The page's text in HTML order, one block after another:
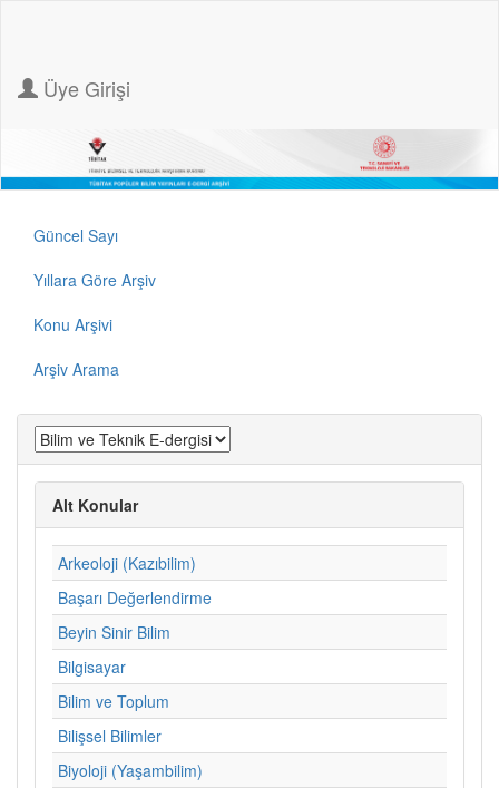
Üye Girişi
Güncel Sayı
Yıllara Göre Arşiv
Konu Arşivi
Arşiv Arama
Alt Konular
Arkeoloji (Kazıbilim)
Başarı Değerlendirme
Beyin Sinir Bilim
Bilgisayar
Bilim ve Toplum
Bilişsel Bilimler
Biyoloji (Yaşambilim)